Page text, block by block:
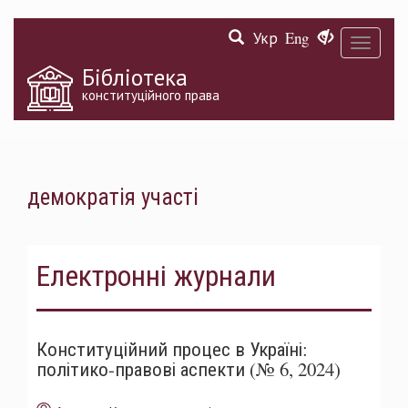
Toggle
Укр Eng
Бібліотека
конституційного права
демократія участі
Електронні журнали
Конституційний процес в Україні:
політико-правові аспекти (№ 6, 2024)